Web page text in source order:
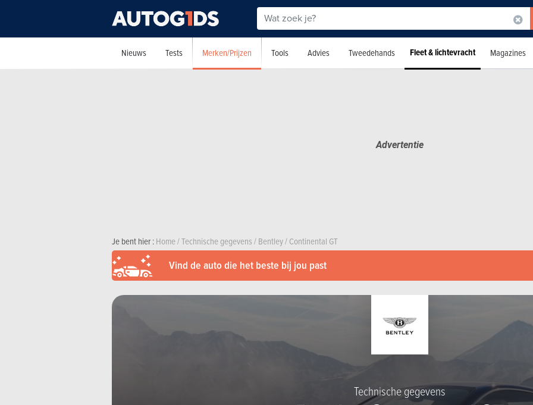
Nieuws Tests Merken/Prijzen Tools Advies Tweedehands Fleet & lichtevracht Magazines
Je bent hier :Home/Technische gegevens/Bentley/Continental GT
Vind de auto die het beste bij jou past
Technische gegevens